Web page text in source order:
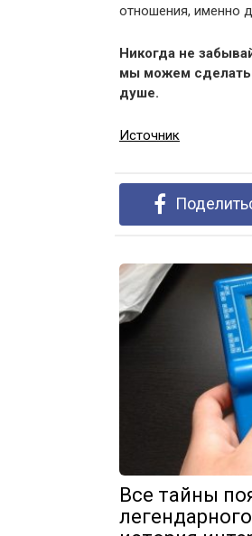
отношения, именно
Никогда не
мы можем сделать
душе.
Источник
Все тайны